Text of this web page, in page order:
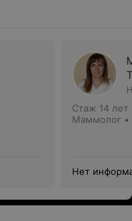
Стаж 14 лет
Маммолог •
Нет